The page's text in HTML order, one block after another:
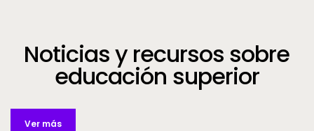
Noticias y recursos sobre
educación superior
Ver más